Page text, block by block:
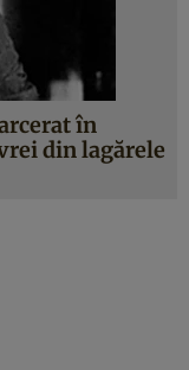
în
din lagărele